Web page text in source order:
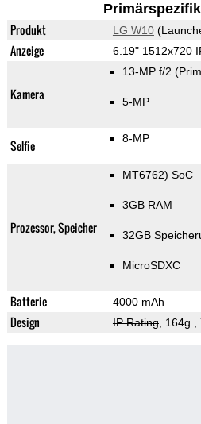
Produkt LG W10
Anzeige 6.19" 1512x720
Kamera
13-MP f/2
5-MP
Selfie 8-MP
Prozessor, Speicher
MT6762) SoC
3GB RAM
32GB
MicroSDXC
Batterie 4000 mAh
Design IP Rating, 164g